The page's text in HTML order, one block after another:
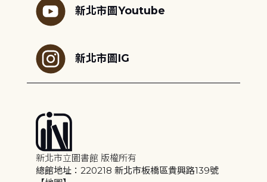
新北市圖Youtube
新北市圖IG
新北市立圖書館 版權所有
總館地址：220218 新北市板橋區貴興路139號